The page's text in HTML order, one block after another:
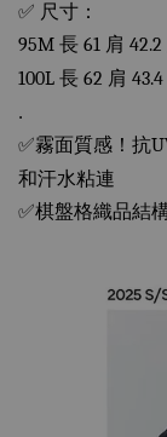
✅ 尺寸：
95M 長 61 肩 42.2
100L 長 62 肩 43.4
.
✅霧面質感！抗
和汗水粘連
✅棋盤格織品結